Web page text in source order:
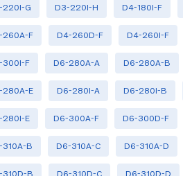
220I-G D3-220I-H D4-180I-F
260A-F D4-260D-F D4-260I-F
300I-F D6-280A-A D6-280A-B
280A-E D6-280I-A D6-280I-B
280I-E D6-300A-F D6-300D-F
310A-B D6-310A-C D6-310A-D
310D-B D6-310D-C D6-310D-D